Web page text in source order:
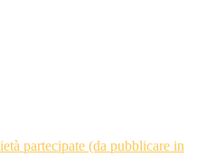
partecipate (da pubblicare in